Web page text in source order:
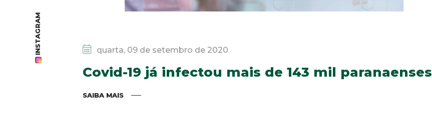
INSTAGRAM quarta, 09 de setembro de 2020
Covid-19 já infectou mais de 143 mil paranaenses
SAIBA MAIS